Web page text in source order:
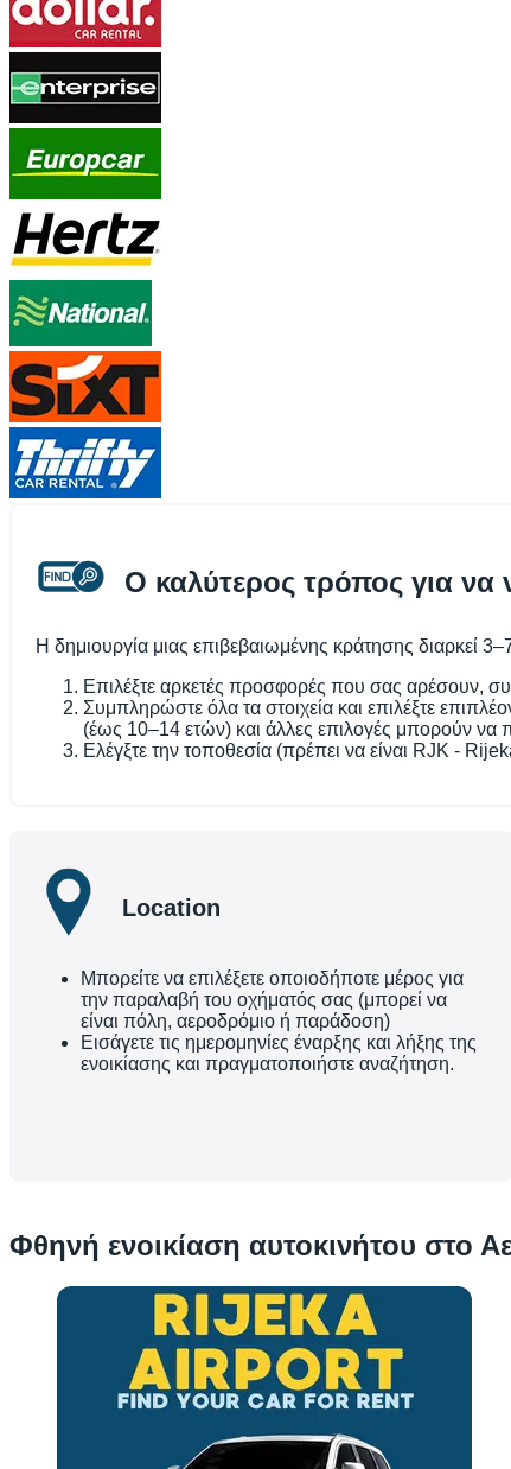
Ο καλύτερος τρόπος για να
Η δημιουργία μιας επιβεβαιωμένης κράτησης διαρκεί
Επιλέξτε αρκετές προσφορές που σας αρέσουν,
Συμπληρώστε όλα τα στοιχεία και επιλέξτε
(έως 10–14 ετών) και άλλες επιλογές μπορούν να
Ελέγξτε την τοποθεσία (πρέπει να είναι RJK -
Location
Μπορείτε να επιλέξετε οποιοδήποτε μέρος για
την παραλαβή του οχήματός σας (μπορεί να
είναι πόλη, αεροδρόμιο ή παράδοση)
Εισάγετε τις ημερομηνίες έναρξης και λήξης της
ενοικίασης και πραγματοποιήστε αναζήτηση.
Φθηνή ενοικίαση αυτοκινήτου στο